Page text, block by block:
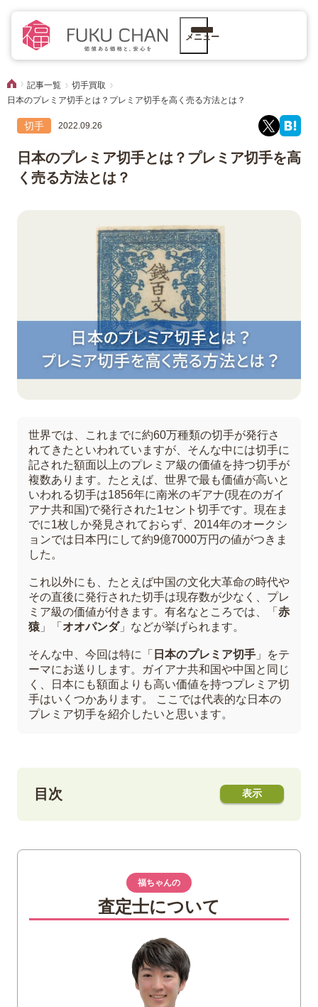
メニュー
記事一覧
切手買取
日本のプレミア切手とは？プレミア切手を高く売る方法とは？
切手 2022.09.26
日本のプレミア切手とは？プレミア切手を高
く売る方法とは？
世界では、これまでに約60万種類の切手が発行さ
れてきたといわれていますが、そんな中には切手に
記された額面以上のプレミア級の価値を持つ切手が
複数あります。たとえば、世界で最も価値が高いと
いわれる切手は1856年に南米のギアナ(現在のガイ
アナ共和国)で発行された1セント切手です。現在ま
でに1枚しか発見されておらず、2014年のオークシ
ョンでは日本円にして約9億7000万円の値がつきま
した。
これ以外にも、たとえば中国の文化大革命の時代や
その直後に発行された切手は現存数が少なく、プレ
ミア級の価値が付きます。有名なところでは、「 赤
猿 」「 オオパンダ」などが挙げられます。
そんな中、今回は特に「 日本のプレミア切手 」をテ
ーマにお送りします。ガイアナ共和国や中国と同じ
く、日本にも額面よりも高い価値を持つプレミア切
手はいくつかあります。 ここでは代表的な日本の
プレミア切手を紹介したいと思います。
目次
見返り美人
月に雁
ビードロを吹く娘
日本のプレミア切手の買取は福ちゃんにお
福ちゃんの
査定士について